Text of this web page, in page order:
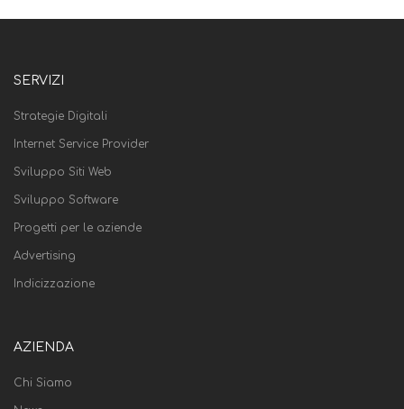
SERVIZI
Strategie Digitali
Internet Service Provider
Sviluppo Siti Web
Sviluppo Software
Progetti per le aziende
Advertising
Indicizzazione
AZIENDA
Chi Siamo